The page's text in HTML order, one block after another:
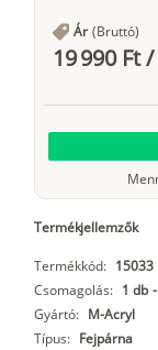
Ár (Bruttó)
19 990 Ft/
Termékjellemzők
Termékkód: 15033
Csomagolás: 1 db -
Gyártó: M-Acryl
Típus: Fejpárna